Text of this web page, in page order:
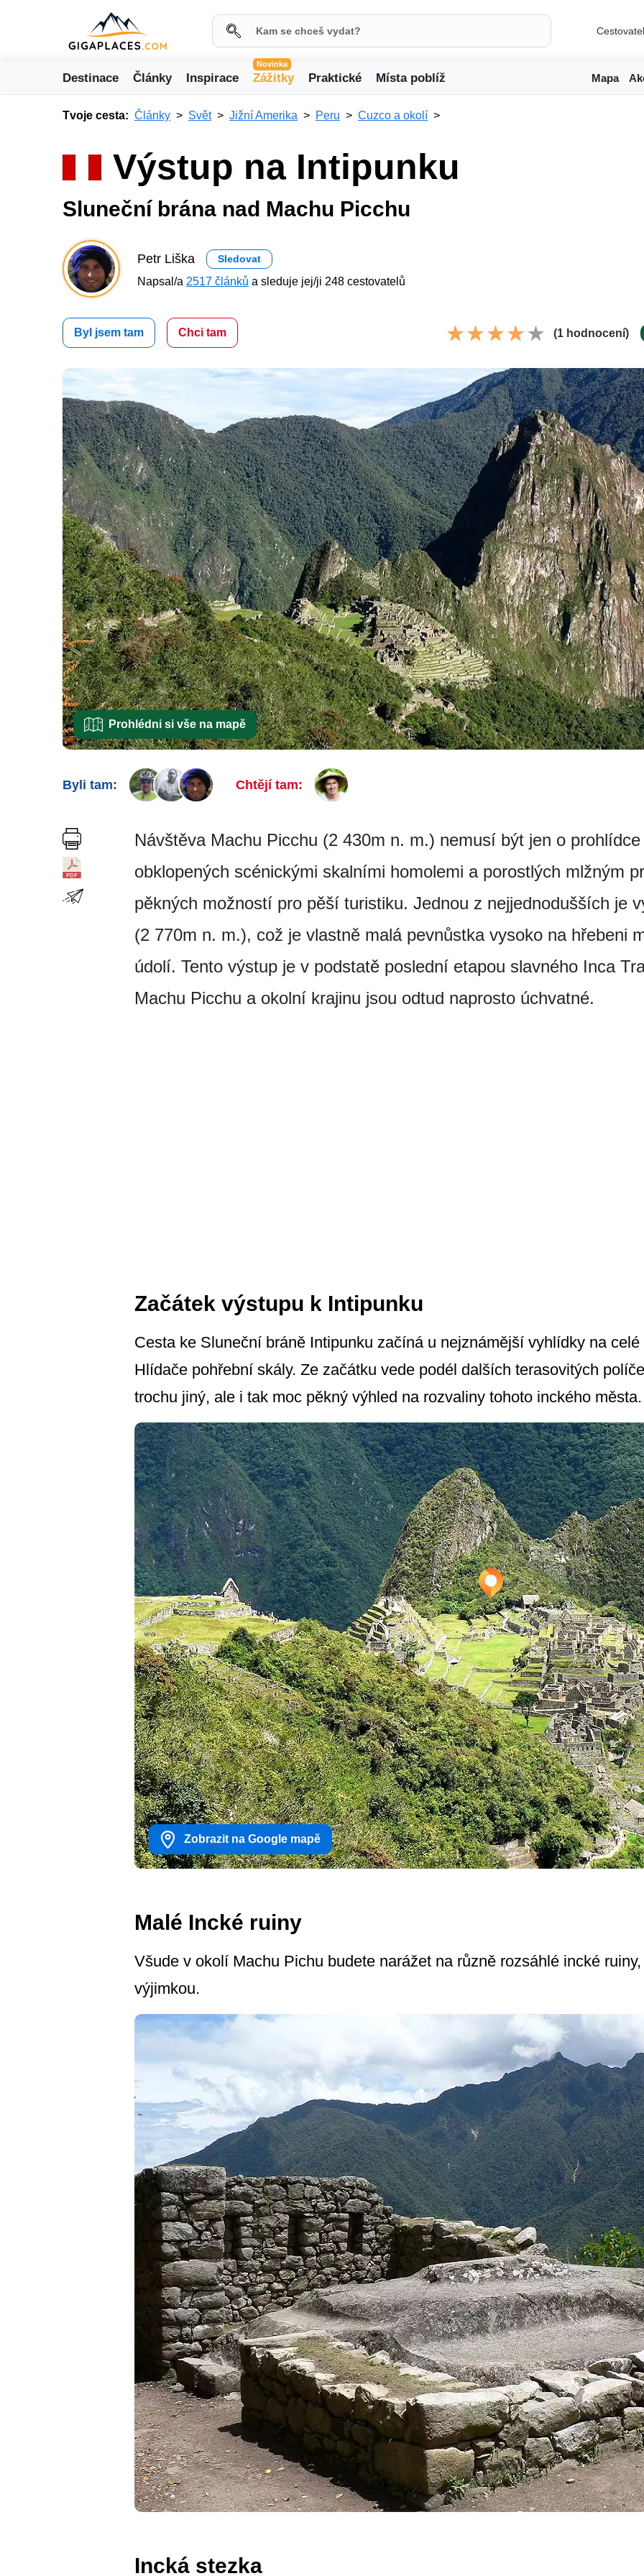
Destinace Články Inspirace
Novinka
Zážitky Praktické Místa poblíž Mapa
Tvoje cesta: Články Svět Jižní Amerika Peru Cuzco a okolí
Výstup na Intipunku
Sluneční brána nad Machu Picchu
Petr Liška Sledovat
Napsal/a 2517 článků a sleduje jej/ji 248 cestovatelů
Byl jsem tam Chci tam (1 hodnocení)
Prohlédni si vše na mapě
Byli tam: Chtějí tam:
Návštěva Machu Picchu (2 430m n. m.) nemusí být jen o
obklopených scénickými skalními homolemi a porostlých mlžným
pěkných možností pro pěší turistiku. Jednou z nejjednodušších je
(2 770m n. m.), což je vlastně malá pevnůstka vysoko na hřebeni
údolí. Tento výstup je v podstatě poslední etapou slavného Inca
Machu Picchu a okolní krajinu jsou odtud naprosto úchvatné.
Začátek výstupu k Intipunku
Cesta ke Sluneční bráně Intipunku začíná u nejznámější vyhlídky na
Hlídače pohřební skály. Ze začátku vede podél dalších terasovitých
trochu jiný, ale i tak moc pěkný výhled na rozvaliny tohoto inckého města.
Zobrazit na Google mapě
Malé Incké ruiny
Všude v okolí Machu Pichu budete narážet na různě rozsáhlé incké
výjimkou.
Incká stezka